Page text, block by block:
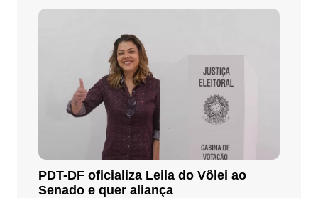
PDT-DF oficializa Leila do Vôlei ao
Senado e quer aliança